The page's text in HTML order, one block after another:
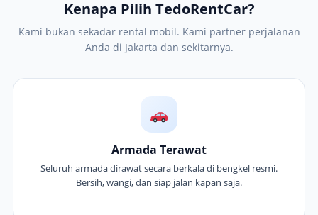
Kenapa Pilih TedoRentCar?
Kami bukan sekadar rental mobil. Kami partner perjalanan
Anda di Jakarta dan sekitarnya.
Armada Terawat
Seluruh armada dirawat secara berkala di bengkel resmi.
Bersih, wangi, dan siap jalan kapan saja.